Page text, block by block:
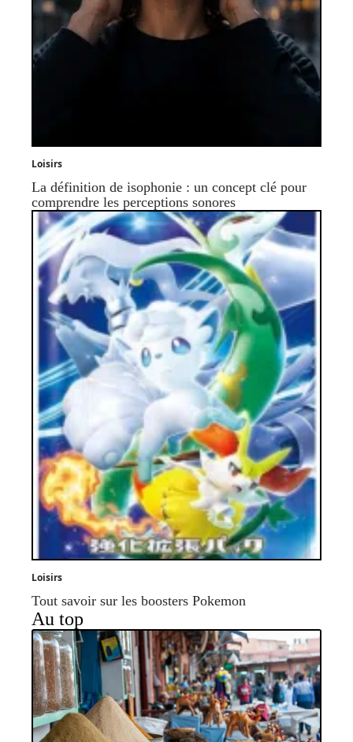
Loisirs
La définition de isophonie : un concept clé pour
comprendre les perceptions sonores
Loisirs
Tout savoir sur les boosters Pokemon
Au top